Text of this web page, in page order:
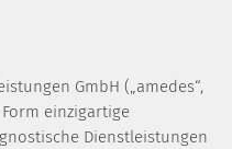
GmbH („amedes“,
einzigartige
Dienstleistungen